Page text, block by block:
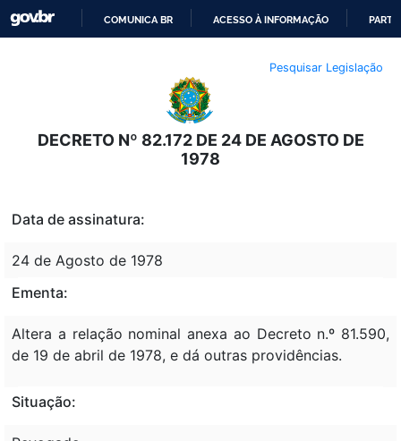
O
CONTEÚDO
COMUNICA BR ACESSO À INFORMAÇÃO
Pesquisar Legislação
DECRETO Nº 82.172 DE 24 DE AGOSTO DE
1978
Data de assinatura:
24 de Agosto de 1978
Ementa:
Altera a relação nominal anexa ao Decreto n.º 81.590,
de 19 de abril de 1978, e dá outras providências.
Situação: